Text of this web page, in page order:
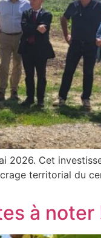
2026. Cet
territorial du
à noter